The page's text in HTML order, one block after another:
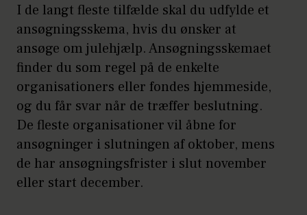
I de langt fleste tilfælde skal du udfylde et
ansøgningsskema, hvis du ønsker at
ansøge om julehjælp. Ansøgningsskemaet
finder du som regel på de enkelte
organisationers eller fondes hjemmeside,
og du får svar når de træffer beslutning.
De fleste organisationer vil åbne for
ansøgninger i slutningen af oktober, mens
de har ansøgningsfrister i slut november
eller start december.